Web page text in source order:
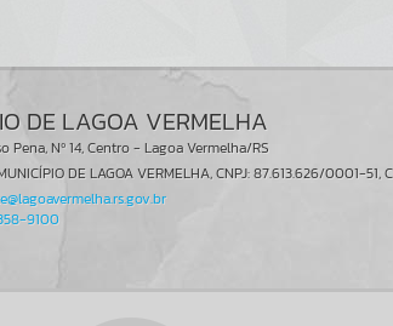
DE LAGOA VERMELHA
Pena, Nº 14, Centro - Lagoa Vermelha/RS
DE LAGOA VERMELHA, CNPJ: 87.613.626/0001-
9100